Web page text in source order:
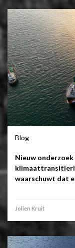
Blog
Nieuw
waarschuwt dat
Jolien Kruit